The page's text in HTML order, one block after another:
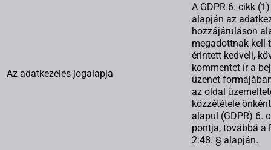
Az adatkezelés jogalapja
A GDPR 6. cikk
alapján az
hozzájáruláson
megadottnak kell
érintett kedveli,
kommentet ír a
üzenet
az oldal
közzététele
alapul (GDPR) 6.
pontja, továbbá a
2:48. § alapján.